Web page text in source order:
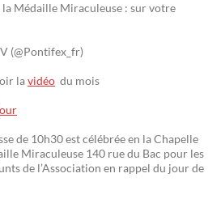
la Médaille Miraculeuse : sur votre
(@Pontifex_fr)
lavidéo du mois
de 10h30 est célébrée en la Chapelle
Miraculeuse 140 rue du Bac pour les
de l’Association en rappel du jour de